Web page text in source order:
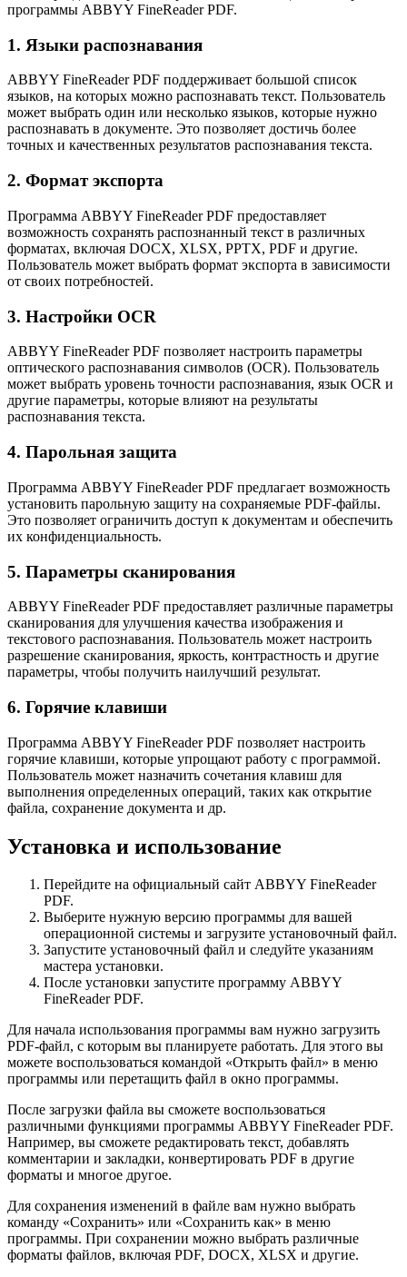
программы ABBYY FineReader PDF.
1. Языки распознавания
ABBYY FineReader PDF поддерживает большой список
языков, на которых можно распознавать текст. Пользователь
может выбрать один или несколько языков, которые нужно
распознавать в документе. Это позволяет достичь более
точных и качественных результатов распознавания текста.
2. Формат экспорта
Программа ABBYY FineReader PDF предоставляет
возможность сохранять распознанный текст в различных
форматах, включая DOCX, XLSX, PPTX, PDF и другие.
Пользователь может выбрать формат экспорта в зависимости
от своих потребностей.
3. Настройки OCR
ABBYY FineReader PDF позволяет настроить параметры
оптического распознавания символов (OCR). Пользователь
может выбрать уровень точности распознавания, язык OCR и
другие параметры, которые влияют на результаты
распознавания текста.
4. Парольная защита
Программа ABBYY FineReader PDF предлагает возможность
установить парольную защиту на сохраняемые PDF-файлы.
Это позволяет ограничить доступ к документам и обеспечить
их конфиденциальность.
5. Параметры сканирования
ABBYY FineReader PDF предоставляет различные параметры
сканирования для улучшения качества изображения и
текстового распознавания. Пользователь может настроить
разрешение сканирования, яркость, контрастность и другие
параметры, чтобы получить наилучший результат.
6. Горячие клавиши
Программа ABBYY FineReader PDF позволяет настроить
горячие клавиши, которые упрощают работу с программой.
Пользователь может назначить сочетания клавиш для
выполнения определенных операций, таких как открытие
файла, сохранение документа и др.
Установка и использование
Перейдите на официальный сайт ABBYY FineReader
PDF.
Выберите нужную версию программы для вашей
операционной системы и загрузите установочный файл.
Запустите установочный файл и следуйте указаниям
мастера установки.
После установки запустите программу ABBYY
FineReader PDF.
Для начала использования программы вам нужно загрузить
PDF-файл, с которым вы планируете работать. Для этого вы
можете воспользоваться командой «Открыть файл» в меню
программы или перетащить файл в окно программы.
После загрузки файла вы сможете воспользоваться
различными функциями программы ABBYY FineReader PDF.
Например, вы сможете редактировать текст, добавлять
комментарии и закладки, конвертировать PDF в другие
форматы и многое другое.
Для сохранения изменений в файле вам нужно выбрать
команду «Сохранить» или «Сохранить как» в меню
программы. При сохранении можно выбрать различные
форматы файлов, включая PDF, DOCX, XLSX и другие.